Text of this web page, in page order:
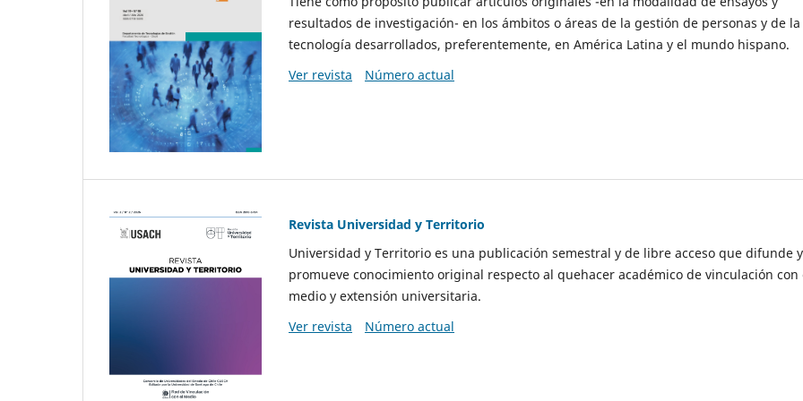
resultados de investigación- en los ámbitos o áreas de la gestión de personas y de la
tecnología desarrollados, preferentemente, en América Latina y el mundo hispano.
Ver revista
Número actual
Revista Universidad y Territorio
Universidad y Territorio es una publicación semestral y de libre acceso que difunde y
promueve conocimiento original respecto al quehacer académico de vinculación con
medio y extensión universitaria.
Ver revista
Número actual